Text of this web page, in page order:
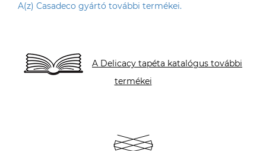
A(z) Casadeco gyártó további termékei.
A Delicacy tapéta katalógus további
termékei